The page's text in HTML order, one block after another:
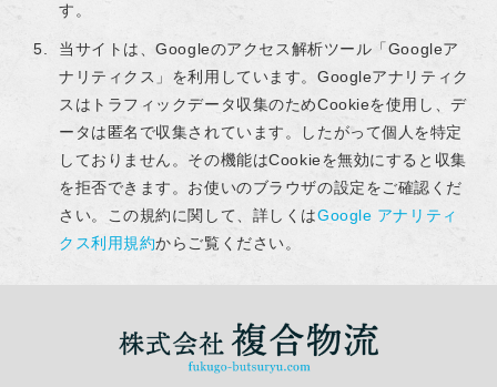
す。
当サイトは、Googleのアクセス解析ツール「Googleア
ナリティクス」を利用しています。Googleアナリティク
スはトラフィックデータ収集のためCookieを使用し、デ
ータは匿名で収集されています。したがって個人を特定
しておりません。その機能はCookieを無効にすると収集
を拒否できます。お使いのブラウザの設定をご確認くだ
さい。この規約に関して、詳しくはGoogle アナリティ
クス利用規約からご覧ください。